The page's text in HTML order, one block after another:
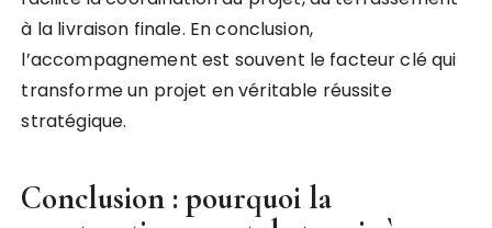
à la livraison finale. En conclusion,
l’accompagnement est souvent le facteur clé qui
transforme un projet en véritable réussite
stratégique.
Conclusion : pourquoi la